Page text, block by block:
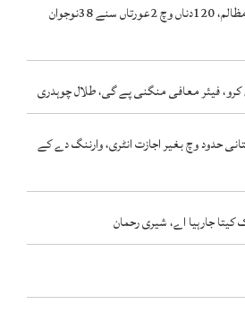
مقبوضہ کشمیر وچ بھارتی مظالم، 120دناں وچ 2عورتاں سنے 38نوجوان
فیئر معافی منگنی پے گی، طلال چوہدری
حدود وچ بغیر اجازت انٹری، وارننگ دے کے
جارہیا اے، شیری رحمان